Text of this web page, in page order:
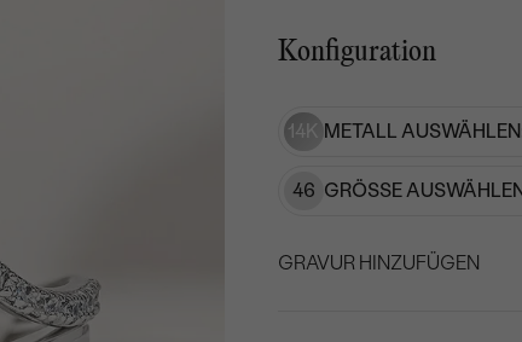
Konfiguration
14K METALL
46 GRÖSSE
GRAVUR HINZUFÜGEN